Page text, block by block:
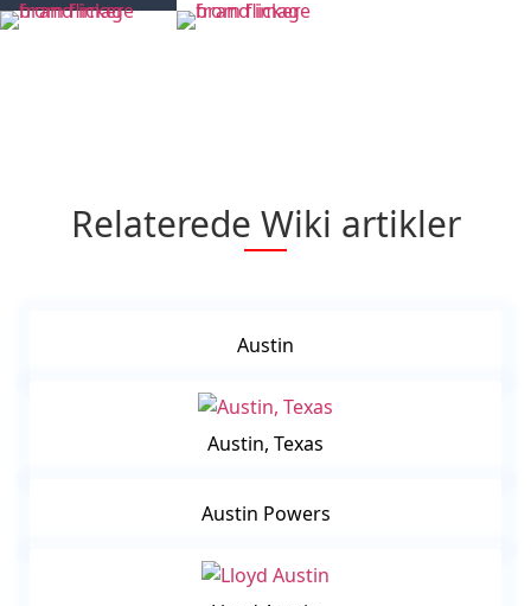
Relaterede Wiki artikler
Austin
Austin, Texas
Austin Powers